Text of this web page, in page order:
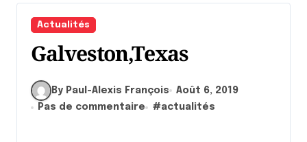
Actualités
Galveston,Texas
By Paul-Alexis François
Août 6, 2019
Pas de commentaire
#actualités